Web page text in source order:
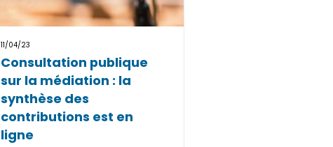
11/04/23
Consultation publique
sur la médiation : la
synthèse des
contributions est en
ligne